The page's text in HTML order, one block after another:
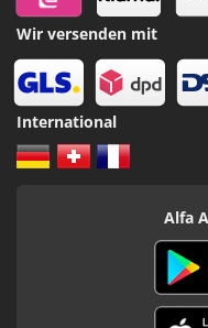
Bewertungen
Karriere & Jobs
Anfahrt
Alfa Bestseller
153 Alfa Flex